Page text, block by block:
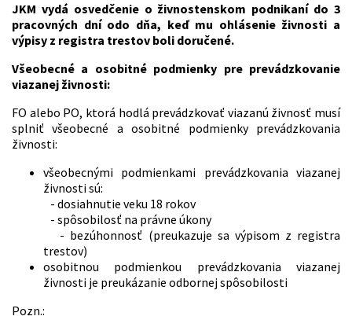
JKM vydá osvedčenie o živnostenskom podnikaní do 3
pracovných dní odo dňa, keď mu ohlásenie živnosti a
výpisy z registra trestov boli doručené.
Všeobecné a osobitné podmienky pre prevádzkovanie
viazanej živnosti:
FO alebo PO, ktorá hodlá prevádzkovať viazanú živnosť musí
splniť všeobecné a osobitné podmienky prevádzkovania
živnosti:
všeobecnými podmienkami prevádzkovania viazanej
živnosti sú:
- dosiahnutie veku 18 rokov
- spôsobilosť na právne úkony
- bezúhonnosť (preukazuje sa výpisom z registra
trestov)
osobitnou podmienkou prevádzkovania viazanej
živnosti je preukázanie odbornej spôsobilosti
Pozn.: